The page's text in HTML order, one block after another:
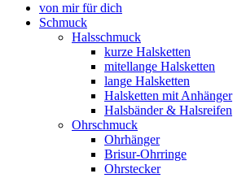
von mir für dich
Schmuck
Halsschmuck
kurze Halsketten
mitellange Halsketten
lange Halsketten
Halsketten mit Anhänger
Halsbänder & Halsreifen
Ohrschmuck
Ohrhänger
Brisur-Ohrringe
Ohrstecker